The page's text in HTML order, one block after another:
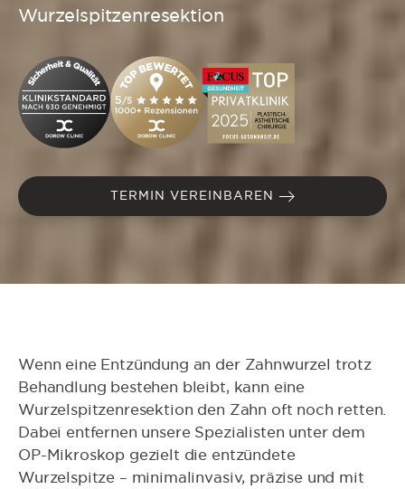
Wurzelspitzenresektion
TERMIN VEREINBAREN
Wenn eine Entzündung an der Zahnwurzel trotz
Behandlung bestehen bleibt, kann eine
Wurzelspitzenresektion den Zahn oft noch retten.
Dabei entfernen unsere Spezialisten unter dem
OP-Mikroskop gezielt die entzündete
Wurzelspitze – minimalinvasiv, präzise und mit